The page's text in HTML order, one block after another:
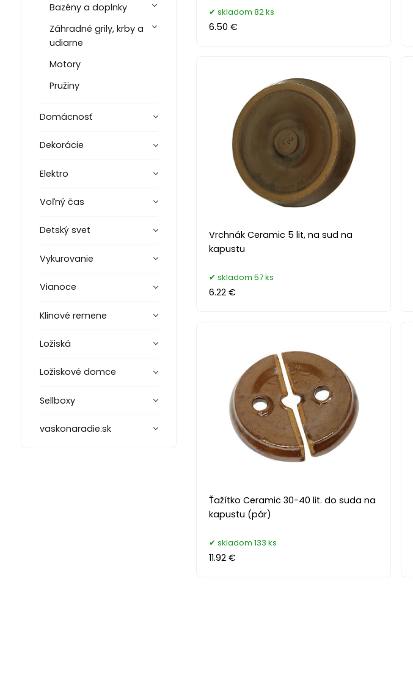
Bazény a doplnky
Záhradné grily, krby a
udiarne
Motory
Pružiny
Domácnosť
Dekorácie
Elektro
Voľný čas
Detský svet
Vykurovanie
Vianoce
Klinové remene
Ložiská
Ložiskové domce
Sellboxy
vaskonaradie.sk
skladom 82 ks
6.50 €
Vrchnák Ceramic 5 lit, na sud na
kapustu
skladom 57 ks
6.22 €
Ťažítko Ceramic 30-40 lit. do suda na
kapustu (pár)
skladom 133 ks
11.92 €